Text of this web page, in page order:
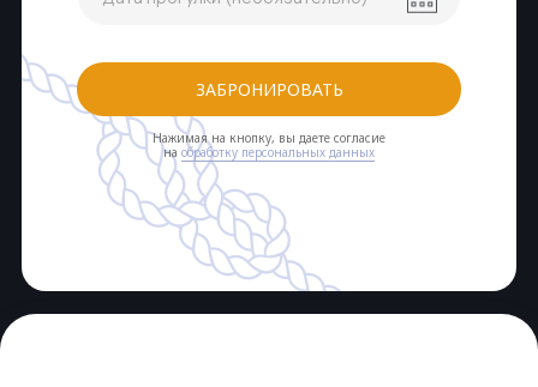
Нажимая на кнопку, вы даете согласие
на обработку персональных данных
ЗАБРОНИРОВАТЬ